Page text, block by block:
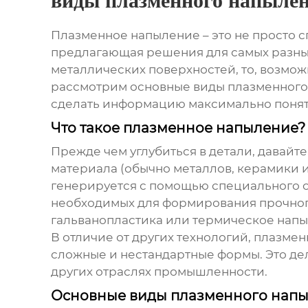
Плазменное напыление – это не просто
предлагающая решения для самых
металлических поверхностей, то,
рассмотрим основные виды
сделать информацию максимально
Что такое плазменное
Прежде чем углубиться в детали,
материала (обычно металлов, керамики
генерируется с помощью специального
необходимых для формирования
гальванопластика или термическое
В отличие от других технологий,
сложные и нестандартные формы. Это
других отраслях промышленности.
Основные виды плазменного